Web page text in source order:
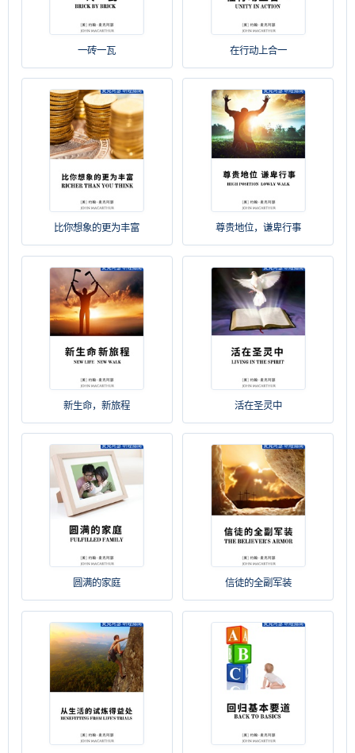
一砖一瓦 在行动上合一
比你想象的更为丰富 尊贵地位，谦卑行事
新生命，新旅程 活在圣灵中
圆满的家庭 信徒的全副军装